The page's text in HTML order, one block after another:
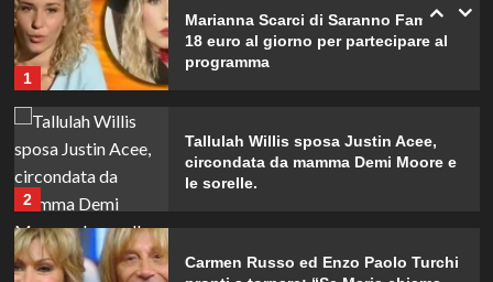
1
Marianna Scarci di Saranno Famosi:
18 euro al giorno per partecipare al
programma
2
Tallulah Willis sposa Justin Acee,
circondata da mamma Demi Moore e
le sorelle.
Carmen Russo ed Enzo Paolo Turchi